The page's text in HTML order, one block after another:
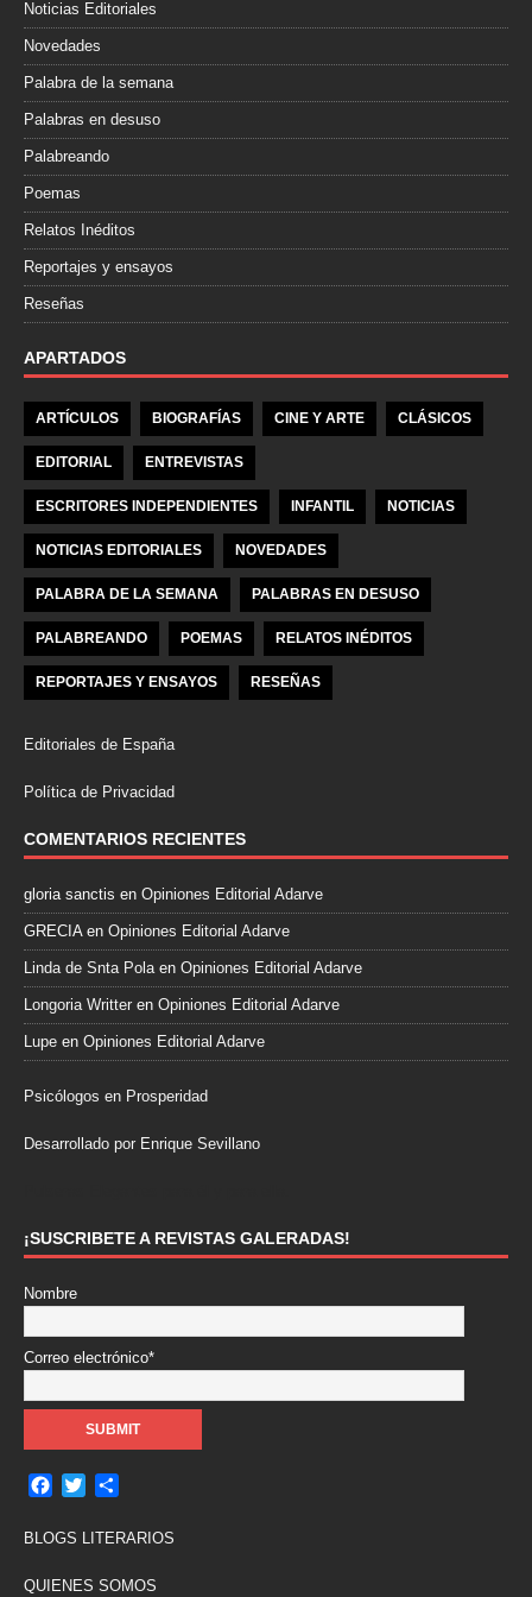
Noticias Editoriales
Novedades
Palabra de la semana
Palabras en desuso
Palabreando
Poemas
Relatos Inéditos
Reportajes y ensayos
Reseñas
APARTADOS
ARTÍCULOS BIOGRAFÍAS CINE Y ARTE CLÁSICOS
EDITORIAL ENTREVISTAS
ESCRITORES INDEPENDIENTES INFANTIL NOTICIAS
NOTICIAS EDITORIALES NOVEDADES
PALABRA DE LA SEMANA PALABRAS EN DESUSO
PALABREANDO POEMAS RELATOS INÉDITOS
REPORTAJES Y ENSAYOS RESEÑAS
Editoriales de España
Política de Privacidad
COMENTARIOS RECIENTES
gloria sanctis en Opiniones Editorial Adarve
GRECIA en Opiniones Editorial Adarve
Linda de Snta Pola en Opiniones Editorial Adarve
Longoria Writter en Opiniones Editorial Adarve
Lupe en Opiniones Editorial Adarve
Psicólogos en Prosperidad
Desarrollado por Enrique Sevillano
¡SUSCRIBETE A REVISTAS GALERADAS!
Nombre
Correo electrónico*
c
b
t
m
a
BLOGS LITERARIOS
QUIENES SOMOS